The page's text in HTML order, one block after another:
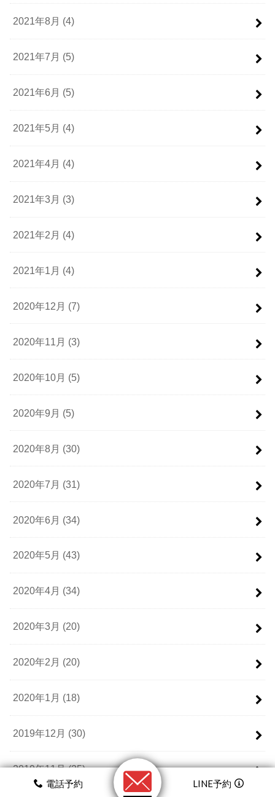
電話予約 LINE予約
2021年8月 (4)
2021年7月 (5)
2021年6月 (5)
2021年5月 (4)
2021年4月 (4)
2021年3月 (3)
2021年2月 (4)
2021年1月 (4)
2020年12月 (7)
2020年11月 (3)
2020年10月 (5)
2020年9月 (5)
2020年8月 (30)
2020年7月 (31)
2020年6月 (34)
2020年5月 (43)
2020年4月 (34)
2020年3月 (20)
2020年2月 (20)
2020年1月 (18)
2019年12月 (30)
2019年11月 (25)